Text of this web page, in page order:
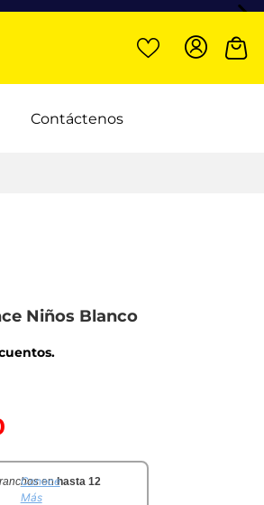
Contáctenos
Niños Blanco
enhasta 12
Conoce
Más